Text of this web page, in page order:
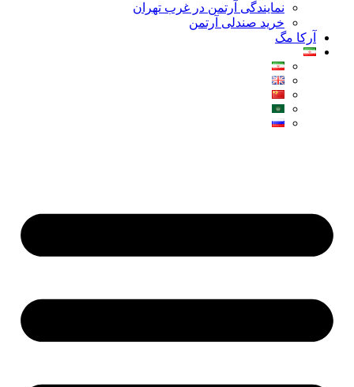
نمایندگی آرتمن در غرب تهران
خرید صندلی آرتمن
آرکا مگ